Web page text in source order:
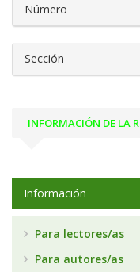
Número
Sección
INFORMACIÓN DE LA
Información
Para lectores/as
Para autores/as